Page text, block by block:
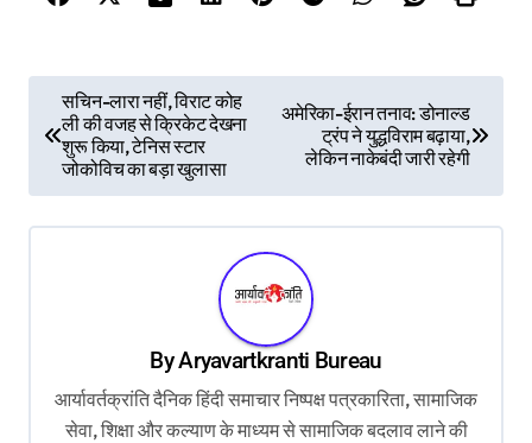
सचिन-लारा नहीं, विराट कोह
ली की वजह से क्रिकेट देखना
शुरू किया, टेनिस स्टार
जोकोविच का बड़ा खुलासा
अमेरिका-ईरान तनाव: डोनाल्ड
ट्रंप ने युद्धविराम बढ़ाया,
लेकिन नाकेबंदी जारी रहेगी
ByAryavartkranti Bureau
आर्यावर्तक्रांति दैनिक हिंदी समाचार निष्पक्ष पत्रकारिता, सामाजिक
सेवा, शिक्षा और कल्याण के माध्यम से सामाजिक बदलाव लाने की